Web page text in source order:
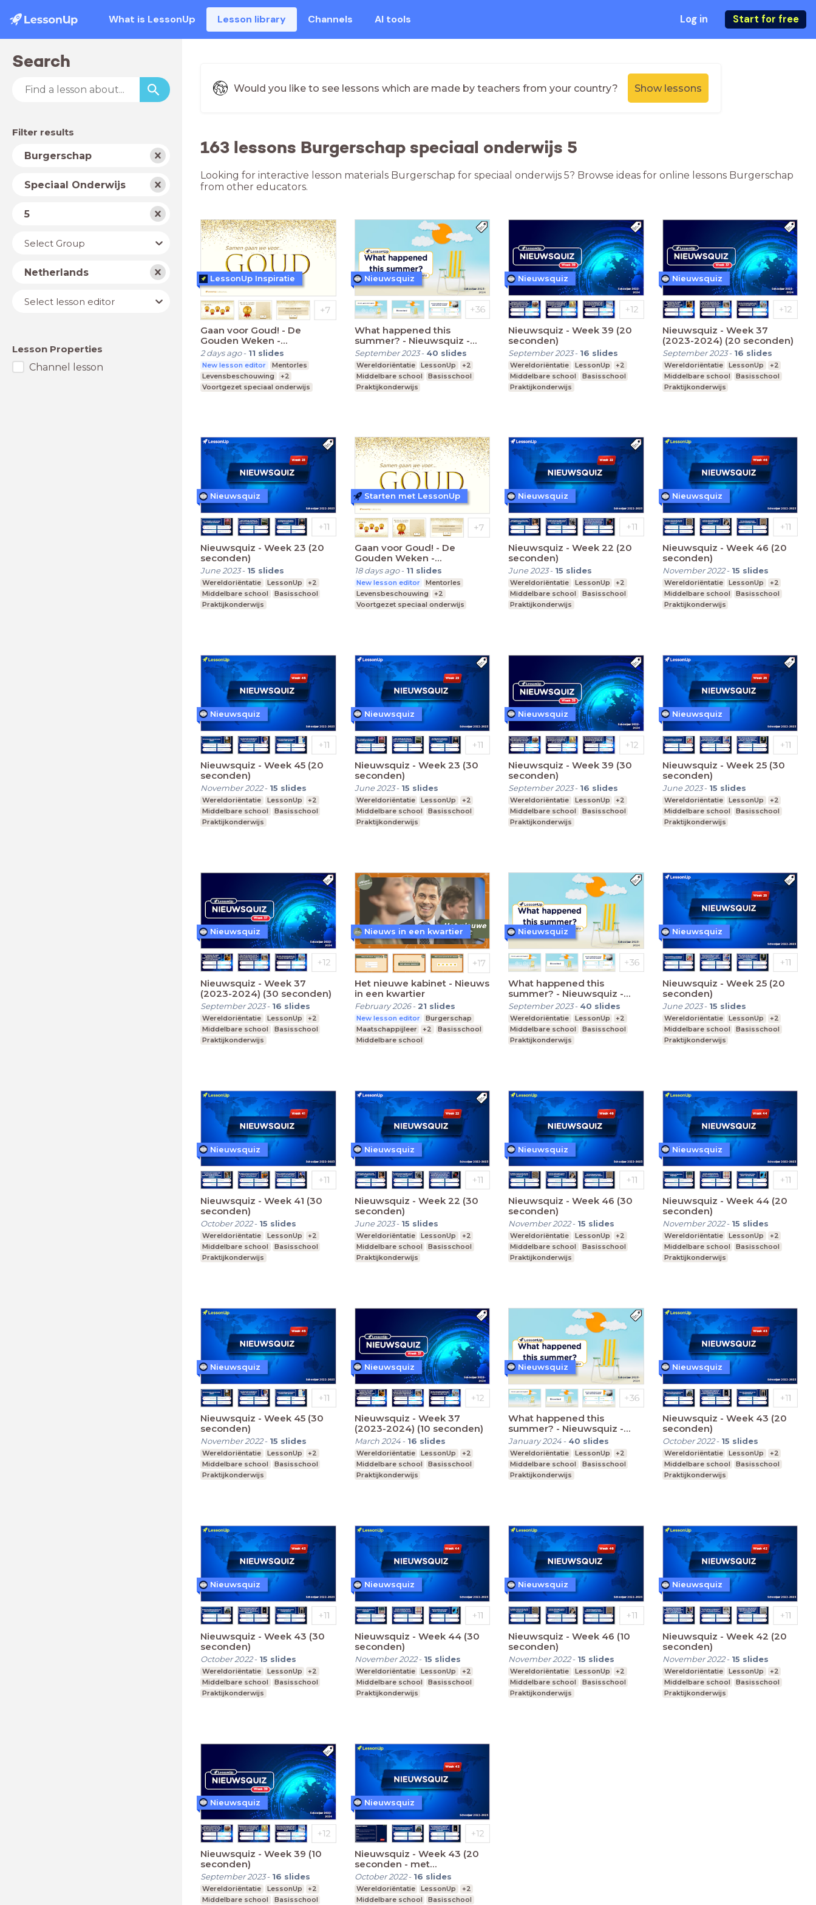
What is LessonUp Lesson library Channels AI tools Log in Start for free
Search
Filter results
Subject
Burgerschap
School
typeSpeciaal Onderwijs
Level
5
YearSelect Group
Country
Netherlands
Lesson
editor
Select lesson editor
Lesson Properties
Channel lesson
Would you like to see lessons which are made by teachers from your country? Show lessons
163 lessons Burgerschap speciaal onderwijs 5
Looking for interactive lesson materials Burgerschap for speciaal onderwijs 5? Browse ideas for online lessons Burgerschap
from other educators.
Gaan voor Goud! - De
Gouden Weken -
VO/(V)MBO
2 days ago- 11 slides
New lesson editor
Mentorles
Levensbeschouwing
+2
Voortgezet speciaal onderwijs
LessonUp Inspiratie
What happened this
summer? - Nieuwsquiz -
Editie 2023 (20 seconden)
September 2023- 40 slides
Wereldoriëntatie LessonUp
+2
Middelbare school
Basisschool
Praktijkonderwijs
Nieuwsquiz
Nieuwsquiz - Week 39 (20
seconden)
September 2023- 16 slides
Wereldoriëntatie LessonUp
+2
Middelbare school
Basisschool
Praktijkonderwijs
Nieuwsquiz
Nieuwsquiz - Week 37
(2023-2024) (20 seconden)
September 2023- 16 slides
Wereldoriëntatie LessonUp
+2
Middelbare school
Basisschool
Praktijkonderwijs
Nieuwsquiz
Nieuwsquiz - Week 23 (20
seconden)
June 2023- 15 slides
Wereldoriëntatie LessonUp
+2
Middelbare school
Basisschool
Praktijkonderwijs
Nieuwsquiz
Gaan voor Goud! - De
Gouden Weken -
VO/(V)MBO
18 days ago- 11 slides
New lesson editor
Mentorles
Levensbeschouwing
+2
Voortgezet speciaal onderwijs
Starten met LessonUp
Nieuwsquiz - Week 22 (20
seconden)
June 2023- 15 slides
Wereldoriëntatie LessonUp
+2
Middelbare school
Basisschool
Praktijkonderwijs
Nieuwsquiz
Nieuwsquiz - Week 46 (20
seconden)
November 2022- 15 slides
Wereldoriëntatie LessonUp
+2
Middelbare school
Basisschool
Praktijkonderwijs
Nieuwsquiz
Nieuwsquiz - Week 45 (20
seconden)
November 2022- 15 slides
Wereldoriëntatie LessonUp
+2
Middelbare school
Basisschool
Praktijkonderwijs
Nieuwsquiz
Nieuwsquiz - Week 23 (30
seconden)
June 2023- 15 slides
Wereldoriëntatie LessonUp
+2
Middelbare school
Basisschool
Praktijkonderwijs
Nieuwsquiz
Nieuwsquiz - Week 39 (30
seconden)
September 2023- 16 slides
Wereldoriëntatie LessonUp
+2
Middelbare school
Basisschool
Praktijkonderwijs
Nieuwsquiz
Nieuwsquiz - Week 25 (30
seconden)
June 2023- 15 slides
Wereldoriëntatie LessonUp
+2
Middelbare school
Basisschool
Praktijkonderwijs
Nieuwsquiz
Nieuwsquiz - Week 37
(2023-2024) (30 seconden)
September 2023- 16 slides
Wereldoriëntatie LessonUp
+2
Middelbare school
Basisschool
Praktijkonderwijs
Nieuwsquiz
Het nieuwe kabinet - Nieuws
in een kwartier
February 2026- 21 slides
New lesson editor
Burgerschap
Maatschappijleer
+2
Basisschool
Middelbare school
Nieuws in een kwartier
What happened this
summer? - Nieuwsquiz -
Editie 2023 (30 seconden)
September 2023- 40 slides
Wereldoriëntatie LessonUp
+2
Middelbare school
Basisschool
Praktijkonderwijs
Nieuwsquiz
Nieuwsquiz - Week 25 (20
seconden)
June 2023- 15 slides
Wereldoriëntatie LessonUp
+2
Middelbare school
Basisschool
Praktijkonderwijs
Nieuwsquiz
Nieuwsquiz - Week 41 (30
seconden)
October 2022- 15 slides
Wereldoriëntatie LessonUp
+2
Middelbare school
Basisschool
Praktijkonderwijs
Nieuwsquiz
Nieuwsquiz - Week 22 (30
seconden)
June 2023- 15 slides
Wereldoriëntatie LessonUp
+2
Middelbare school
Basisschool
Praktijkonderwijs
Nieuwsquiz
Nieuwsquiz - Week 46 (30
seconden)
November 2022- 15 slides
Wereldoriëntatie LessonUp
+2
Middelbare school
Basisschool
Praktijkonderwijs
Nieuwsquiz
Nieuwsquiz - Week 44 (20
seconden)
November 2022- 15 slides
Wereldoriëntatie LessonUp
+2
Middelbare school
Basisschool
Praktijkonderwijs
Nieuwsquiz
Nieuwsquiz - Week 45 (30
seconden)
November 2022- 15 slides
Wereldoriëntatie LessonUp
+2
Middelbare school
Basisschool
Praktijkonderwijs
Nieuwsquiz
Nieuwsquiz - Week 37
(2023-2024) (10 seconden)
March 2024- 16 slides
Wereldoriëntatie LessonUp
+2
Middelbare school
Basisschool
Praktijkonderwijs
Nieuwsquiz
What happened this
summer? - Nieuwsquiz -
Editie 2023 (10 seconden)
January 2024- 40 slides
Wereldoriëntatie LessonUp
+2
Middelbare school
Basisschool
Praktijkonderwijs
Nieuwsquiz
Nieuwsquiz - Week 43 (20
seconden)
October 2022- 15 slides
Wereldoriëntatie LessonUp
+2
Middelbare school
Basisschool
Praktijkonderwijs
Nieuwsquiz
Nieuwsquiz - Week 43 (30
seconden)
October 2022- 15 slides
Wereldoriëntatie LessonUp
+2
Middelbare school
Basisschool
Praktijkonderwijs
Nieuwsquiz
Nieuwsquiz - Week 44 (30
seconden)
November 2022- 15 slides
Wereldoriëntatie LessonUp
+2
Middelbare school
Basisschool
Praktijkonderwijs
Nieuwsquiz
Nieuwsquiz - Week 46 (10
seconden)
November 2022- 15 slides
Wereldoriëntatie LessonUp
+2
Middelbare school
Basisschool
Praktijkonderwijs
Nieuwsquiz
Nieuwsquiz - Week 42 (20
seconden)
November 2022- 15 slides
Wereldoriëntatie LessonUp
+2
Middelbare school
Basisschool
Praktijkonderwijs
Nieuwsquiz
Nieuwsquiz - Week 39 (10
seconden)
September 2023- 16 slides
Wereldoriëntatie LessonUp
+2
Middelbare school
Basisschool
Nieuwsquiz
Nieuwsquiz - Week 43 (20
seconden - met
begrippenlijst)
October 2022- 16 slides
Wereldoriëntatie LessonUp
+2
Middelbare school
Basisschool
Nieuwsquiz